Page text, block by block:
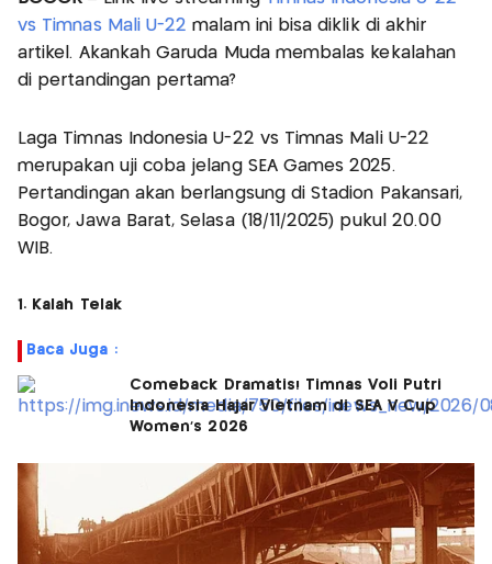
vs Timnas Mali U-22malam ini bisa diklik di akhir
artikel. Akankah Garuda Muda membalas kekalahan
di pertandingan pertama?
Laga Timnas Indonesia U-22 vs Timnas Mali U-22
merupakan uji coba jelang SEA Games 2025.
Pertandingan akan berlangsung di Stadion Pakansari,
Bogor, Jawa Barat, Selasa (18/11/2025) pukul 20.00
WIB.
1. Kalah Telak
Baca Juga :
Comeback Dramatis! Timnas Voli Putri
Indonesia Hajar Vietnam di SEA V Cup
Women's 2026